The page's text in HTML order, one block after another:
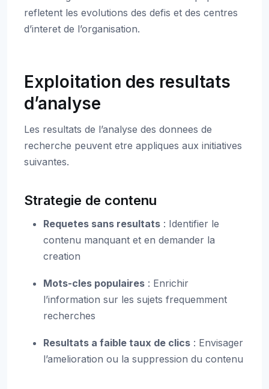
refletent les evolutions des defis et des centres
d’interet de l’organisation.
Exploitation des resultats
d’analyse
Les resultats de l’analyse des donnees de
recherche peuvent etre appliques aux initiatives
suivantes.
Strategie de contenu
Requetes sans resultats : Identifier le
contenu manquant et en demander la
creation
Mots-cles populaires : Enrichir
l’information sur les sujets frequemment
recherches
Resultats a faible taux de clics : Envisager
l’amelioration ou la suppression du contenu